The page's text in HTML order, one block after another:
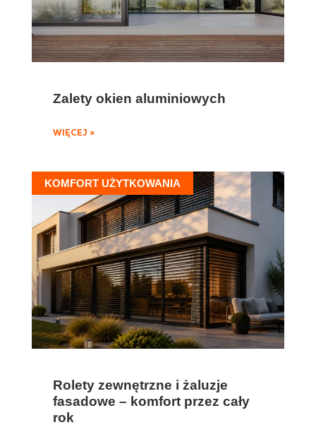
Zalety okien aluminiowych
WIĘCEJ »
KOMFORT UŻYTKOWANIA
Rolety zewnętrzne i żaluzje
fasadowe – komfort przez cały
rok